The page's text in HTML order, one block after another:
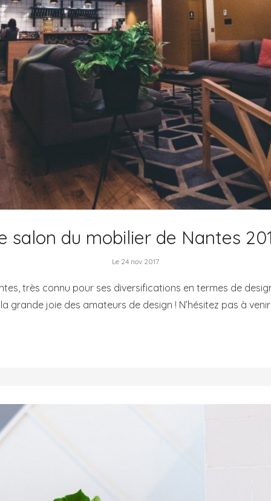
salon du mobilier de Nantes
Le 24 nov 2017
très connu pour ses diversifications en termes de
grande joie des amateurs de design ! N’hésitez pas à